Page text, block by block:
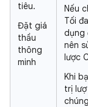
tiêu.
Đặt giá
thầu
thông
minh
Nếu
Tối
dụng
nên
lược
Khi
trị